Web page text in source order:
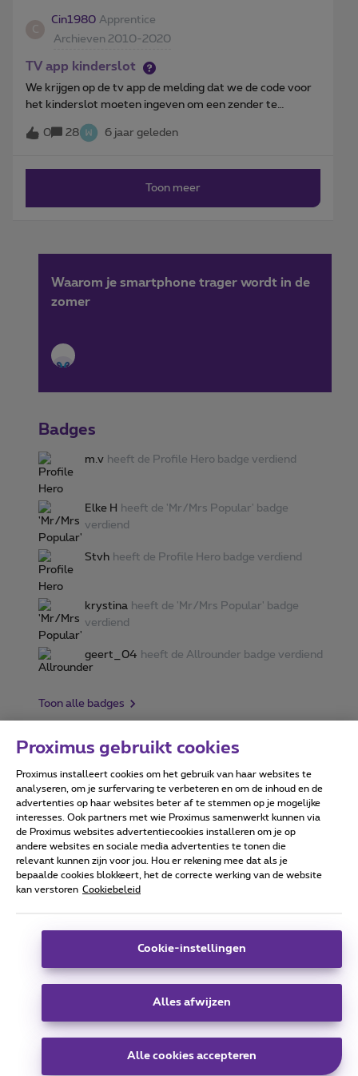
naar een oud adres willen sturen. Ik kan dit zelf nergens
aanpassen. Aangezien ik geen producten meer heb kan ik
hier een oplossing voor? Een nieuwe simkaart op een
C
Cin1980 Apprentice
Archieven 2010-2020
TV app kinderslot
We krijgen op de tv app de melding dat we de code voor
het kinderslot moeten ingeven om een zender te
andere code ingesteld. Iemand een oplossing?
0 28 6 jaar geleden
Toon meer
Waarom je smartphone trager wordt in de
zomer
Badges
m.v heeft de Profile Hero badge verdiend
Elke H heeft de 'Mr/Mrs Popular' badge
verdiend
Stvh heeft de Profile Hero badge verdiend
krystina heeft de 'Mr/Mrs Popular' badge
verdiend
geert_04 heeft de Allrounder badge verdiend
Toon alle badges
Forumvoorwaarden Accessibility statement
Alle rechten voorbehouden. © Proximus
Algemene voorwaarden, consumenteninfo
Deze website is gecreëerd en wordt beheerd conform het
Koning Albert II-laan 27 - B-1030 Brussel.
Carrier & Wholesale Solutions
Telindus
Proximus gebruikt cookies
Proximus installeert cookies om het gebruik van haar websites te
analyseren, om je surfervaring te verbeteren en om de inhoud en de
advertenties op haar websites beter af te stemmen op je mogelijke
interesses. Ook partners met wie Proximus samenwerkt kunnen via
de Proximus websites advertentiecookies installeren om je op
andere websites en sociale media advertenties te tonen die
relevant kunnen zijn voor jou. Hou er rekening mee dat als je
bepaalde cookies blokkeert, het de correcte werking van de website
kan verstoren Cookiebeleid
Cookie-instellingen
Alles afwijzen
Alle cookies accepteren